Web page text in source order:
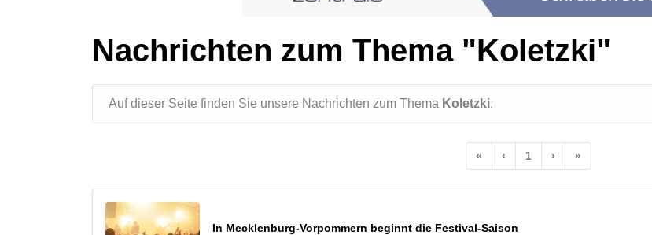
Nachrichten zum Thema "Koletzki"
Auf dieser Seite finden Sie unsere Nachrichten zum Thema Koletzki.
« ‹ 1 › »
In Mecklenburg-Vorpommern beginnt die Festival-Saison